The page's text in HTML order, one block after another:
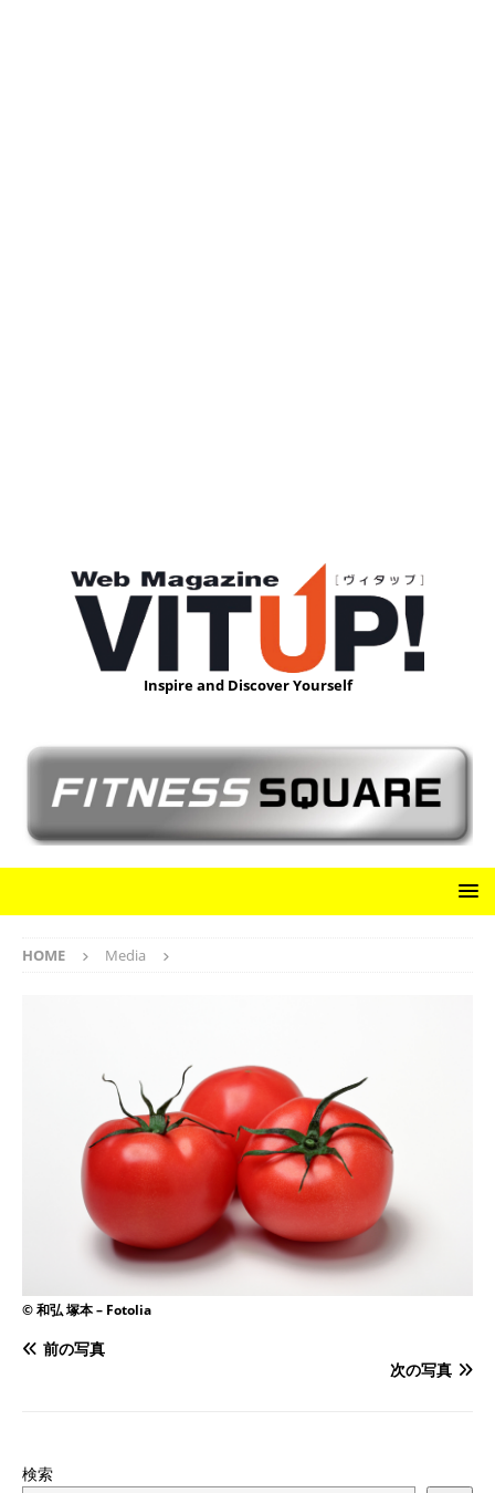
Inspire and Discover Yourself
HOME Media
© 和弘 塚本 – Fotolia
前の写真
次の写真
検索